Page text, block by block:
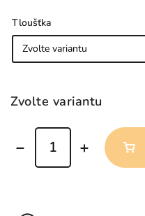
Tloušťka
Zvolte variantu